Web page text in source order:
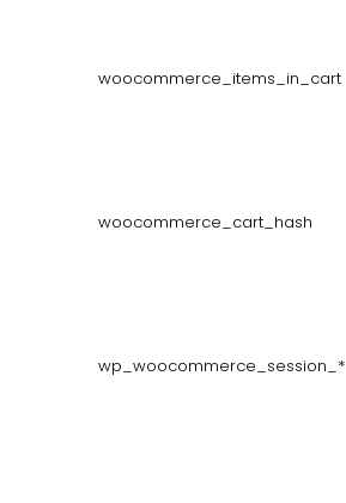
woocommerce_items_in_cart
woocommerce_cart_hash
wp_woocommerce_session_*